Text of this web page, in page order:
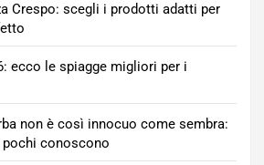
Crespo: scegli i prodotti adatti per
ecco le spiagge migliori per i
non è così innocuo come sembra:
conoscono